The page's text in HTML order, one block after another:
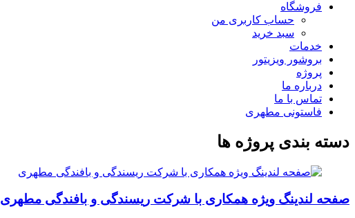
فروشگاه
حساب کاربری من
سبد خرید
خدمات
بروشور ویزیتور
پروژه
درباره ما
تماس با ما
فاستونی مطهری
دسته بندی پروژه ها
صفحه لندینگ ویژه همکاری با شرکت ریسندگی و بافندگی مطهری